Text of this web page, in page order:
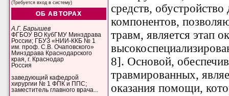
(Требуется вход в систему)
ОБ АВТОРАХ
А.Г. Барышев
ФГБОУ ВО КубГМУ Минздрава
России; ГБУЗ «НИИ-ККБ № 1
им. проф. С.В. Очаповского»
Минздрава Краснодарского
края, г. Краснодар
Россия
заведующий кафедрой
хирургии № 1 ФПК и ППС;
заместитель главного врача...
средств,
компонентов,
травм, является этап
8]. Основой,
травмированных,
оказания помощи,